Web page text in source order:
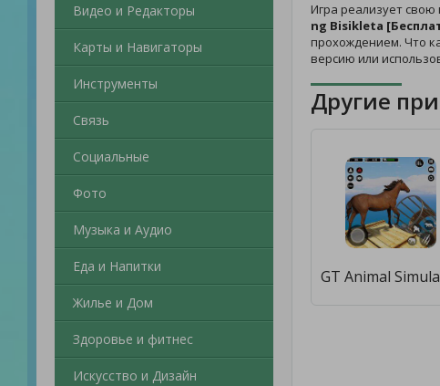
Видео и Редакторы
Карты и Навигаторы
Инструменты
Связь
Социальные
Фото
Музыка и Аудио
Еда и Напитки
Жилье и Дом
Здоровье и фитнес
Искусство и Дизайн
Игра реализует
ng Bisikleta
прохождением. Что
версию или
Другие